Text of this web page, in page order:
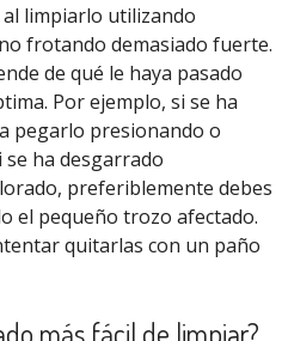
al limpiarlo utilizando
frotando demasiado fuerte.
de qué le haya pasado
Por ejemplo, si se ha
pegarlo presionando o
se ha desgarrado
preferiblemente debes
el pequeño trozo afectado.
quitarlas con un paño
más fácil de limpiar?